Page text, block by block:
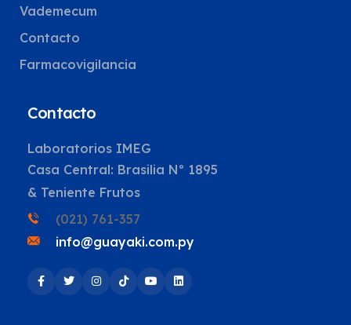
Vademecum
Contacto
Farmacovigilancia
Contacto
Laboratorios IMEG
Casa Central: Brasilia Nº 1895
& Teniente Frutos
(021) 761-357
info@guayaki.com.py